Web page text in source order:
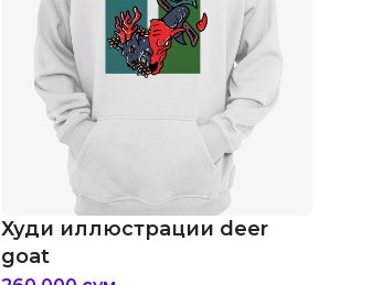
Худи иллюстрации deer
goat